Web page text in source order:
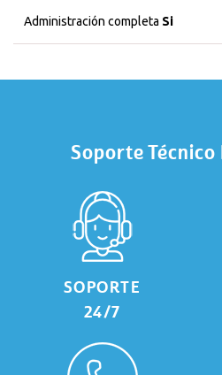
Administración completa Si
Soporte
SOPORTE
24/7